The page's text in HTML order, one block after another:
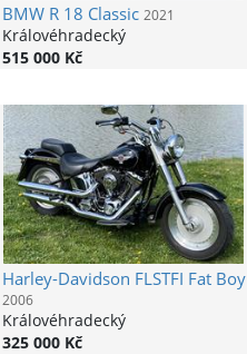
BMWR 18 Classic 2021
Královéhradecký
515 000 Kč
Harley-Davidson FLSTFI Fat Boy
2006
Královéhradecký
325 000 Kč